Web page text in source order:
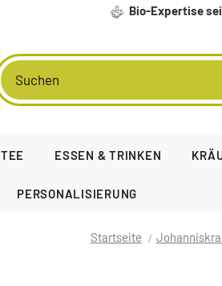
Bio-Expertise
TEE ESSEN & TRINKEN
PERSONALISIERUNG
Startseite